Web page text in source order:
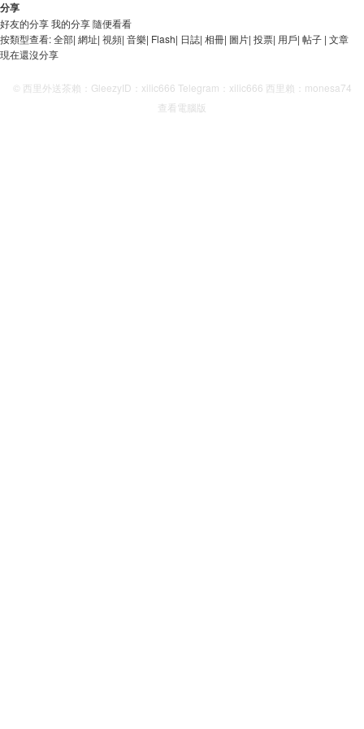
分享
好友的分享我的分享隨便看看
按類型查看:全部| 網址| 視頻| 音樂| Flash| 日誌| 相冊| 圖片| 投票| 用戶| 帖子 | 文章
現在還沒分享
© 西里外送茶賴：GleezyID：xilic666 Telegram：xilic666 西里賴：monesa74
查看電腦版